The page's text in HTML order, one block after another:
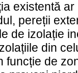
existentă ar
pereții
de izolație
din
funcție de